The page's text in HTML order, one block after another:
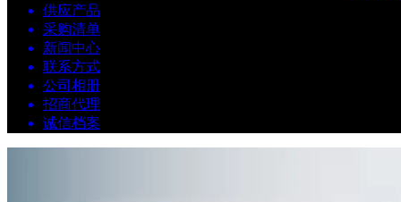
供应产品
采购清单
新闻中心
联系方式
公司相册
招商代理
诚信档案